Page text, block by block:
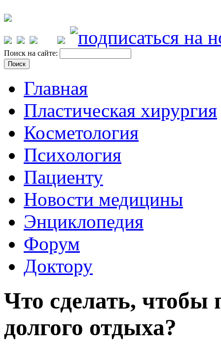
Поиск на сайте:
Главная
Пластическая хирургия
Косметология
Психология
Пациенту
Новости медицины
Энциклопедия
Форум
Доктору
Что сделать, чтобы
долгого отдыха?